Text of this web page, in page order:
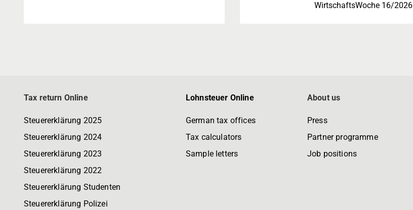
WirtschaftsWoche 16/2026
Tax return Online
Steuererklärung 2025
Steuererklärung 2024
Steuererklärung 2023
Steuererklärung 2022
Steuererklärung Studenten
Steuererklärung Polizei
Lohnsteuer Online
German tax offices
Tax calculators
Sample letters
About us
Press
Partner programme
Job positions